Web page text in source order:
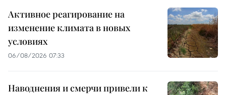
Активное реагирование на
изменение климата в новых
условиях
06/08/2026 07:33
Наводнения и смерчи привели к